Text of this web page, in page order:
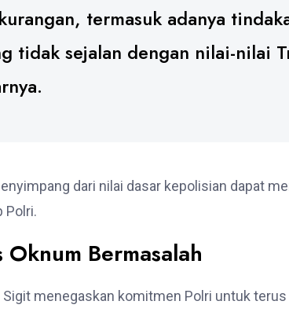
termasuk adanya
tidak sejalan dengan nilai-nilai
dari nilai dasar kepolisian dapat
Polri.
Bermasalah
menegaskan komitmen Polri untuk